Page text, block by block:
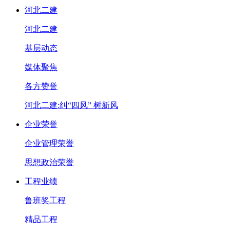
河北二建
河北二建
基层动态
媒体聚焦
各方赞誉
河北二建:纠“四风” 树新风
企业荣誉
企业管理荣誉
思想政治荣誉
工程业绩
鲁班奖工程
精品工程